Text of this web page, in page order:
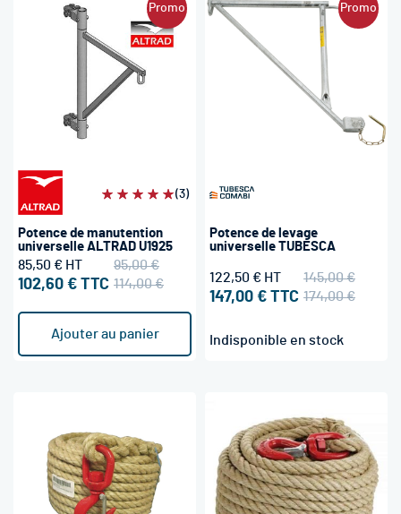
Promo
Évaluation:(3)
Potence de manutention
universelle ALTRAD U1925
102,60 €
85,50 €
114,00 €
95,00 €
Ajouter au panier
Promo
Potence de levage
universelle TUBESCA
147,00 €
122,50 €
174,00 €
145,00 €
Indisponible en stock